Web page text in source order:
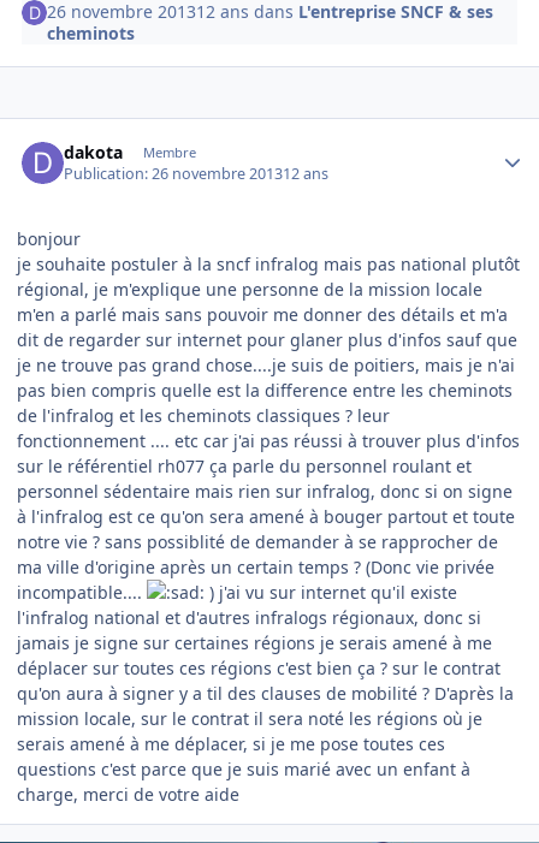
26 novembre 201312 ans dans L'entreprise SNCF & ses
cheminots
dakota Membre
Publication:26 novembre 201312 ans
bonjour
je souhaite postuler à la sncf infralog mais pas national plutôt
régional, je m'explique une personne de la mission locale
m'en a parlé mais sans pouvoir me donner des détails et m'a
dit de regarder sur internet pour glaner plus d'infos sauf que
je ne trouve pas grand chose....je suis de poitiers, mais je n'ai
pas bien compris quelle est la difference entre les cheminots
de l'infralog et les cheminots classiques ? leur
fonctionnement .... etc car j'ai pas réussi à trouver plus d'infos
sur le référentiel rh077 ça parle du personnel roulant et
personnel sédentaire mais rien sur infralog, donc si on signe
à l'infralog est ce qu'on sera amené à bouger partout et toute
notre vie ? sans possiblité de demander à se rapprocher de
ma ville d'origine après un certain temps ? (Donc vie privée
incompatible....
) j'ai vu sur internet qu'il existe
l'infralog national et d'autres infralogs régionaux, donc si
jamais je signe sur certaines régions je serais amené à me
déplacer sur toutes ces régions c'est bien ça ? sur le contrat
qu'on aura à signer y a til des clauses de mobilité ? D'après la
mission locale, sur le contrat il sera noté les régions où je
serais amené à me déplacer, si je me pose toutes ces
questions c'est parce que je suis marié avec un enfant à
charge, merci de votre aide